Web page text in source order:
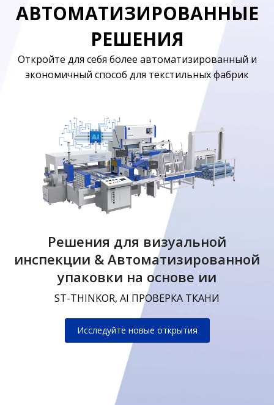
АВТОМАТИЗИРОВАННЫЕ
РЕШЕНИЯ
Откройте для себя более автоматизированный и
экономичный способ для текстильных фабрик
Решения для визуальной
инспекции & Автоматизированной
упаковки на основе ии
ST-THINKOR, AI ПРОВЕРКА ТКАНИ
Исследуйте новые открытия